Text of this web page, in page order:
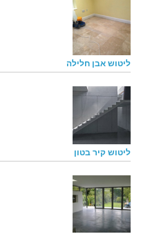
ליטוש אבן חלילה
ליטוש קיר בטון